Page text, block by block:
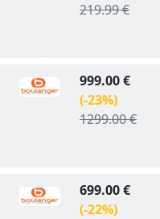
219.99 €
999.00 €
(-23%)
1299.00 €
699.00 €
(-22%)